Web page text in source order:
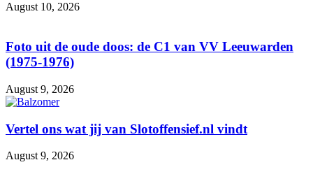
August 10, 2026
Foto uit de oude doos: de C1 van VV Leeuwarden
(1975-1976)
August 9, 2026
Vertel ons wat jij van Slotoffensief.nl vindt
August 9, 2026